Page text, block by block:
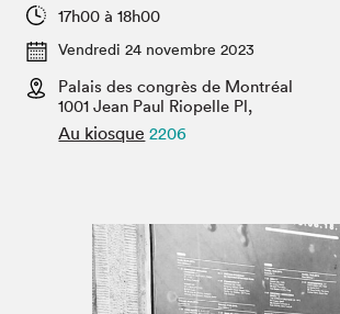
Espace exposant⋅e⋅s
Espace enseignant·e·s
Espace médias
Projets partenaires
17h00 à 18h00
Vendredi 24 novembre 2023
Palais des congrès de Montréal
1001 Jean Paul Riopelle Pl,
Au kiosque 2206